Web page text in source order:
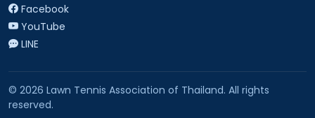
Facebook
YouTube
LINE
© 2026 Lawn Tennis Association of Thailand. All rights
reserved.